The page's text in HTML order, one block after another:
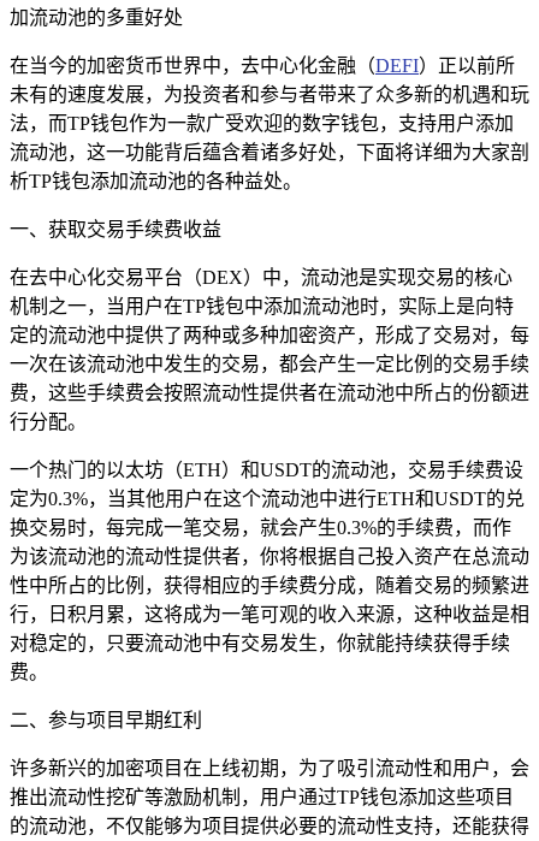
加流动池的多重好处
在当今的加密货币世界中，去中心化金融（DEFI）正以前所
未有的速度发展，为投资者和参与者带来了众多新的机遇和玩
法，而TP钱包作为一款广受欢迎的数字钱包，支持用户添加
流动池，这一功能背后蕴含着诸多好处，下面将详细为大家剖
析TP钱包添加流动池的各种益处。
一、获取交易手续费收益
在去中心化交易平台（DEX）中，流动池是实现交易的核心
机制之一，当用户在TP钱包中添加流动池时，实际上是向特
定的流动池中提供了两种或多种加密资产，形成了交易对，每
一次在该流动池中发生的交易，都会产生一定比例的交易手续
费，这些手续费会按照流动性提供者在流动池中所占的份额进
行分配。
一个热门的以太坊（ETH）和USDT的流动池，交易手续费设
定为0.3%，当其他用户在这个流动池中进行ETH和USDT的兑
换交易时，每完成一笔交易，就会产生0.3%的手续费，而作
为该流动池的流动性提供者，你将根据自己投入资产在总流动
性中所占的比例，获得相应的手续费分成，随着交易的频繁进
行，日积月累，这将成为一笔可观的收入来源，这种收益是相
对稳定的，只要流动池中有交易发生，你就能持续获得手续
费。
二、参与项目早期红利
许多新兴的加密项目在上线初期，为了吸引流动性和用户，会
推出流动性挖矿等激励机制，用户通过TP钱包添加这些项目
的流动池，不仅能够为项目提供必要的流动性支持，还能获得